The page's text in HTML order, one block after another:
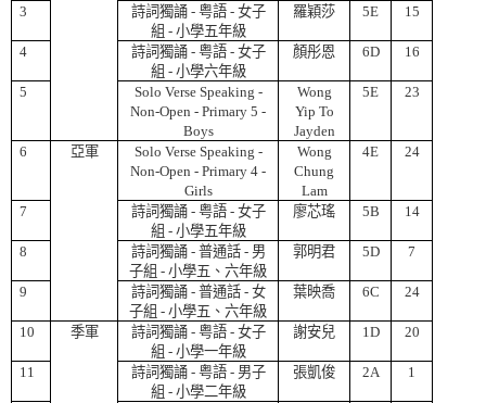
3 詩詞獨誦- 粤語- 女子
組 - 小學五年級
羅穎莎 5E 15
4 詩詞獨誦- 粤語- 女子
組 - 小學六年級
顏彤恩 6D 16
5
Solo Verse Speaking -
Non-Open - Primary 5 -
Boys
Wong
Yip To
Jayden
5E 23
6 亞軍
Solo Verse Speaking -
Non-Open - Primary 4 -
Girls
Wong
Chung
Lam
4E 24
7 詩詞獨誦- 粤語- 女子
組 - 小學五年級
廖芯瑤 5B 14
8 詩詞獨誦- 普通話- 男
子組 - 小學五、六年級
郭明君 5D 7
9 詩詞獨誦- 普通話- 女
子組 - 小學五、六年級
葉映喬 6C 24
10 季軍 詩詞獨誦- 粤語- 女子
組 - 小學一年級
謝安兒 1D 20
11 詩詞獨誦- 粤語- 男子
組 - 小學二年級
張凱俊 2A 1